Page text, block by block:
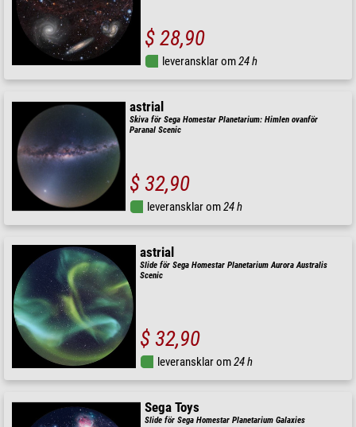
$ 28,90
leveransklar om24 h
astrial
Skiva för Sega Homestar Planetarium: Himlen ovanför
Paranal Scenic
$ 32,90
leveransklar om24 h
astrial
Slide för Sega Homestar Planetarium Aurora Australis
Scenic
$ 32,90
leveransklar om24 h
Sega Toys
Slide för Sega Homestar Planetarium Galaxies